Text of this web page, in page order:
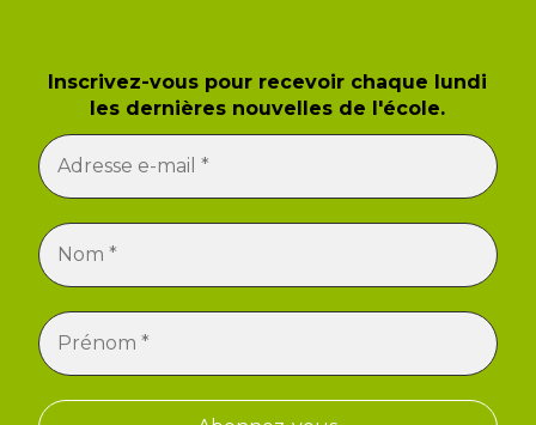
Inscrivez-vous pour recevoir chaque lundi
les dernières nouvelles de l'école.